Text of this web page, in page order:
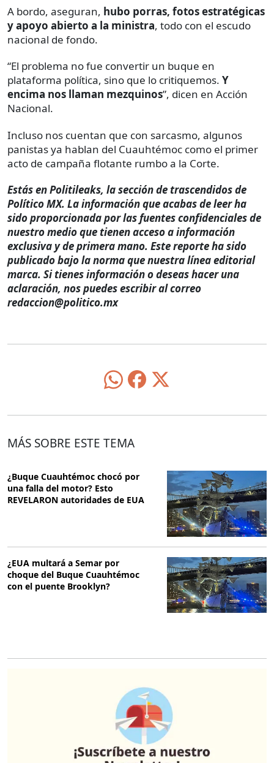
A bordo, aseguran, hubo porras, fotos estratégicas
y apoyo abierto a la ministra, todo con el escudo
nacional de fondo.
“El problema no fue convertir un buque en
plataforma política, sino que lo critiquemos. Y
encima nos llaman mezquinos”, dicen en Acción
Nacional.
Incluso nos cuentan que con sarcasmo, algunos
panistas ya hablan del Cuauhtémoc como el primer
acto de campaña flotante rumbo a la Corte.
Estás en Politileaks, la sección de trascendidos de
Político MX. La información que acabas de leer ha
sido proporcionada por las fuentes confidenciales de
nuestro medio que tienen acceso a información
exclusiva y de primera mano. Este reporte ha sido
publicado bajo la norma que nuestra línea editorial
marca. Si tienes información o deseas hacer una
aclaración, nos puedes escribir al correo
redaccion@politico.mx
MÁS SOBRE ESTE TEMA
¿Buque Cuauhtémoc chocó por
una falla del motor? Esto
REVELARON autoridades de EUA
¿EUA multará a Semar por
choque del Buque Cuauhtémoc
con el puente Brooklyn?